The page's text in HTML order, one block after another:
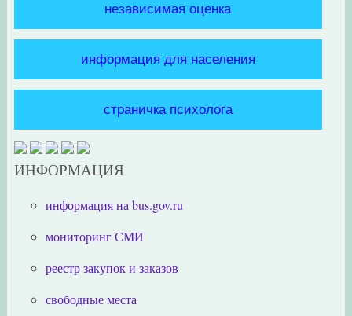
независимая оценка
информация для населения
страничка психолога
ИНФОРМАЦИЯ
информация на bus.gov.ru
мониторинг СМИ
реестр закупок и заказов
свободные места